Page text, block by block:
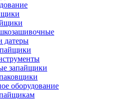
датеры
запайщики
оборудование